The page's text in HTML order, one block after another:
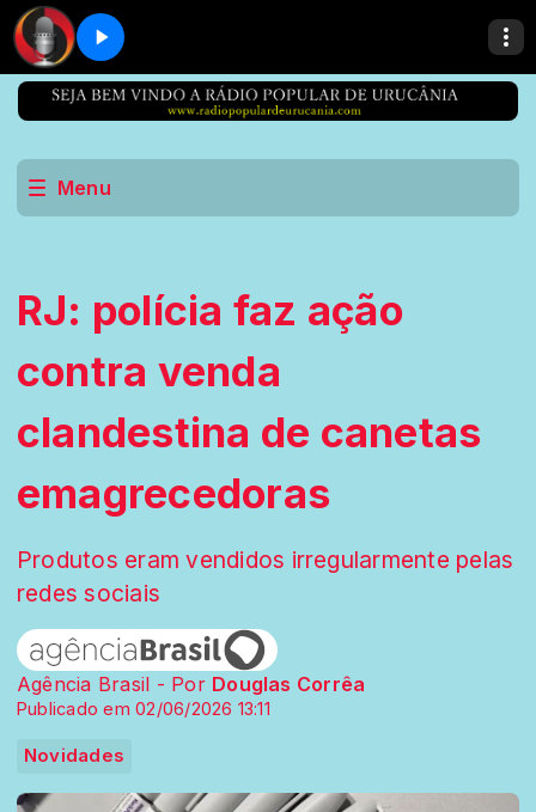
Menu
RJ: polícia faz ação
contra venda
clandestina de canetas
emagrecedoras
Produtos eram vendidos irregularmente pelas
redes sociais
Agência Brasil - Por Douglas Corrêa
Publicado em 02/06/2026 13:11
Novidades